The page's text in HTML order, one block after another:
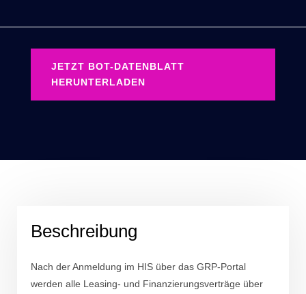
JETZT BOT-DATENBLATT
HERUNTERLADEN
Beschreibung
Nach der Anmeldung im HIS über das GRP-Portal
werden alle Leasing- und Finanzierungsverträge über